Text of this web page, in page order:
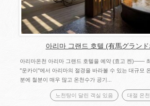
아리마 그랜드 호텔 (有馬グラン
아리마온천 아리마 그랜드 호텔을 예약 (효고 켄)――
"운카이"에서 아리마의 절경을 바라볼 수 있는 대규모
분에 철분이 매우 많고 온천수가 공기...
노천탕이 달린 객실 있음 대절 온